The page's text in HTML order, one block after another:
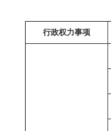
行政权力事项